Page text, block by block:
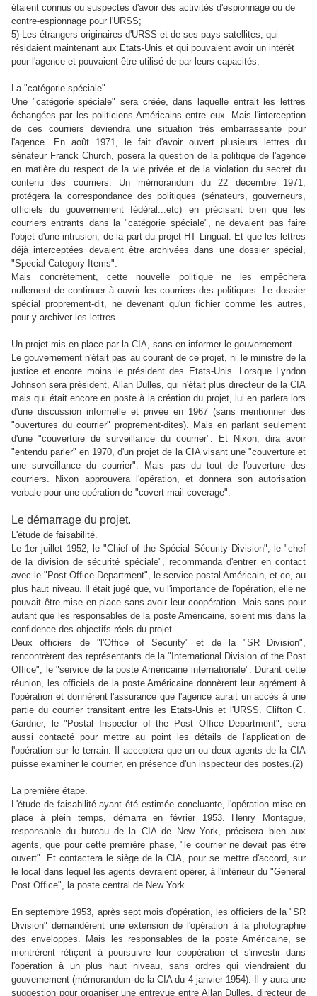
étaient connus ou suspectes d'avoir des activités d'espionnage ou de
contre-espionnage pour l'URSS;
5) Les étrangers originaires d'URSS et de ses pays satellites, qui
résidaient maintenant aux Etats-Unis et qui pouvaient avoir un intérêt
pour l'agence et pouvaient être utilisé de par leurs capacités.
La "catégorie spéciale".
Une "catégorie spéciale" sera créée, dans laquelle entrait les lettres
échangées par les politiciens Américains entre eux. Mais l'interception
de ces courriers deviendra une situation très embarrassante pour
l'agence. En août 1971, le fait d'avoir ouvert plusieurs lettres du
sénateur Franck Church, posera la question de la politique de l'agence
en matière du respect de la vie privée et de la violation du secret du
contenu des courriers. Un mémorandum du 22 décembre 1971,
protégera la correspondance des politiques (sénateurs, gouverneurs,
officiels du gouvernement fédéral...etc) en précisant bien que les
courriers entrants dans la "catégorie spéciale", ne devaient pas faire
l'objet d'une intrusion, de la part du projet HT Lingual. Et que les lettres
déjà interceptées devaient être archivées dans une dossier spécial,
"Special-Category Items".
Mais concrètement, cette nouvelle politique ne les empêchera
nullement de continuer à ouvrir les courriers des politiques. Le dossier
spécial proprement-dit, ne devenant qu'un fichier comme les autres,
pour y archiver les lettres.
Un projet mis en place par la CIA, sans en informer le gouvernement.
Le gouvernement n'était pas au courant de ce projet, ni le ministre de la
justice et encore moins le président des Etats-Unis. Lorsque Lyndon
Johnson sera président, Allan Dulles, qui n'était plus directeur de la CIA
mais qui était encore en poste à la création du projet, lui en parlera lors
d'une discussion informelle et privée en 1967 (sans mentionner des
"ouvertures du courrier" proprement-dites). Mais en parlant seulement
d'une "couverture de surveillance du courrier". Et Nixon, dira avoir
"entendu parler" en 1970, d'un projet de la CIA visant une "couverture et
une surveillance du courrier". Mais pas du tout de l'ouverture des
courriers. Nixon approuvera l'opération, et donnera son autorisation
verbale pour une opération de "covert mail coverage".
Le démarrage du projet.
L'étude de faisabilité.
Le 1er juillet 1952, le "Chief of the Spécial Sécurity Division", le "chef
de la division de sécurité spéciale", recommanda d'entrer en contact
avec le "Post Office Department", le service postal Américain, et ce, au
plus haut niveau. Il était jugé que, vu l'importance de l'opération, elle ne
pouvait être mise en place sans avoir leur coopération. Mais sans pour
autant que les responsables de la poste Américaine, soient mis dans la
confidence des objectifs réels du projet.
Deux officiers de "l'Office of Security" et de la "SR Division",
rencontrèrent des représentants de la "International Division of the Post
Office", le "service de la poste Américaine internationale". Durant cette
réunion, les officiels de la poste Américaine donnèrent leur agrément à
l'opération et donnèrent l'assurance que l'agence aurait un accès à une
partie du courrier transitant entre les Etats-Unis et l'URSS. Clifton C.
Gardner, le "Postal Inspector of the Post Office Department", sera
aussi contacté pour mettre au point les détails de l'application de
l'opération sur le terrain. Il acceptera que un ou deux agents de la CIA
puisse examiner le courrier, en présence d'un inspecteur des postes.(2)
La première étape.
L'étude de faisabilité ayant été estimée concluante, l'opération mise en
place à plein temps, démarra en février 1953. Henry Montague,
responsable du bureau de la CIA de New York, précisera bien aux
agents, que pour cette première phase, "le courrier ne devait pas être
ouvert". Et contactera le siège de la CIA, pour se mettre d'accord, sur
le local dans lequel les agents devraient opérer, à l'intérieur du "General
Post Office", la poste central de New York.
En septembre 1953, après sept mois d'opération, les officiers de la "SR
Division" demandèrent une extension de l'opération à la photographie
des enveloppes. Mais
les responsables de la poste Américaine, se
montrèrent rétiçent à poursuivre leur coopération et s'investir dans
l'opération à un plus haut niveau, sans ordres qui viendraient du
gouvernement (mémorandum de la CIA du 4 janvier 1954). Il y aura une
suggestion pour organiserune entrevue entre Allan Dulles, directeur de